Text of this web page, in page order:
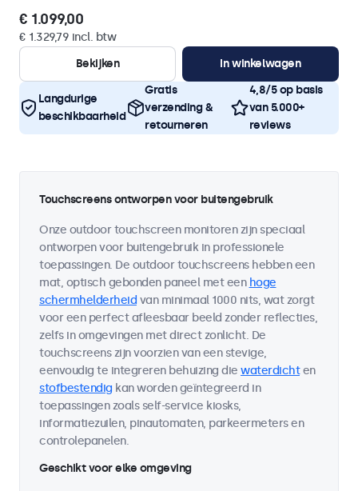
€ 1.099,00
€ 1.329,79 incl. btw
Bekijken
In winkelwagen
Langdurige
beschikbaarheid
Gratis
verzending &
retourneren
4,8/5 op basis
van 5.000+
reviews
Touchscreens ontworpen voor buitengebruik
Onze outdoor touchscreen monitoren zijn speciaal
ontworpen voor buitengebruik in professionele
toepassingen. De outdoor touchscreens hebben een
mat, optisch gebonden paneel met een hoge
schermhelderheid van minimaal 1000 nits, wat zorgt
voor een perfect afleesbaar beeld zonder reflecties,
zelfs in omgevingen met direct zonlicht. De
touchscreens zijn voorzien van een stevige,
eenvoudig te integreren behuizing die waterdichten
stofbestendig kan worden geïntegreerd in
toepassingen zoals self-service kiosks,
informatiezuilen, pinautomaten, parkeermeters en
controlepanelen.
Geschikt voor elke omgeving